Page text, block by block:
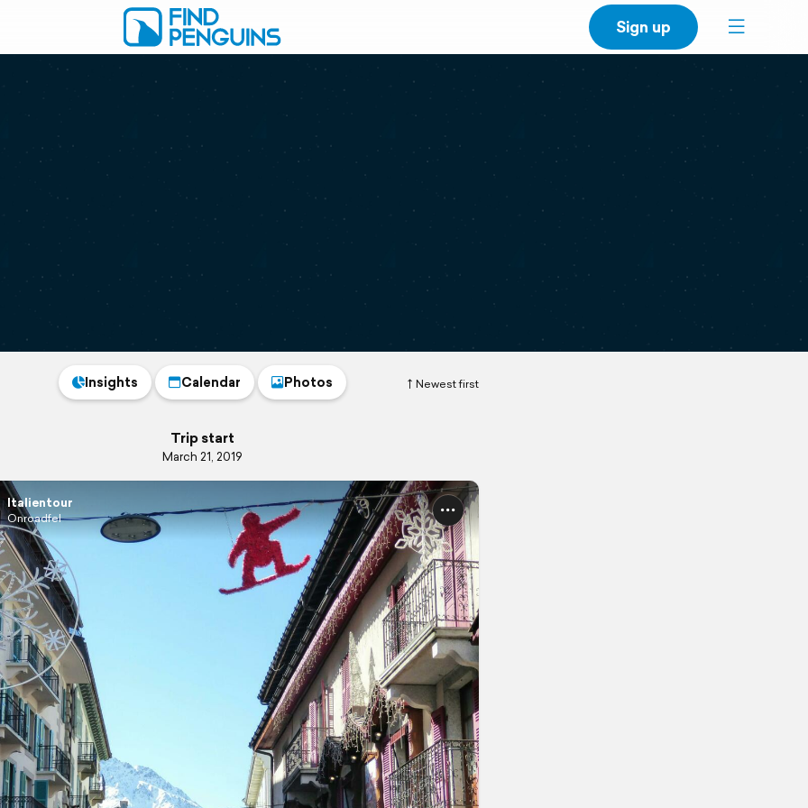
Sign up
Newest first
Insights Calendar Photos
Trip start
March 21, 2019
Italientour
Onroadfel